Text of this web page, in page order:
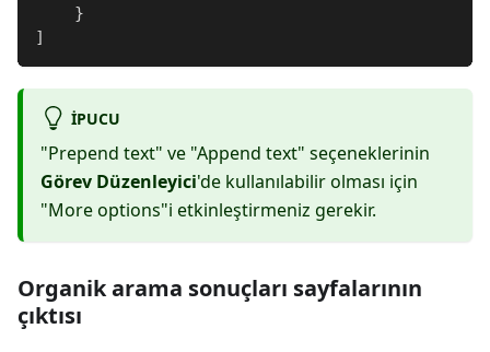
}
]
IPUCU
"Prepend text" ve "Append text" seçeneklerinin
Görev Düzenleyici'de kullanılabilir olması için
"More options"i etkinleştirmeniz gerekir.
Organik arama sonuçları sayfalarının
çıktısı